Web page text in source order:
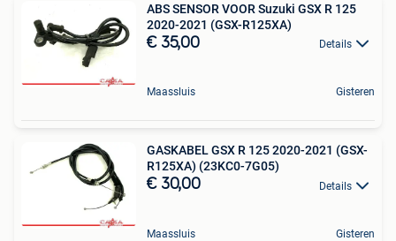
ABS SENSOR VOOR Suzuki GSX R 125
2020-2021 (GSX-R125XA)
€ 35,00 Details
Maassluis Gisteren
GASKABEL GSX R 125 2020-2021 (GSX-
R125XA) (23KC0-7G05)
€ 30,00 Details
Maassluis Gisteren